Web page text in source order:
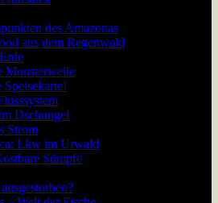
des Amazonas
aus dem Regenwald
Monsterwelle
Dschungel
Strom
Lkw im Urwald
Sümpfe